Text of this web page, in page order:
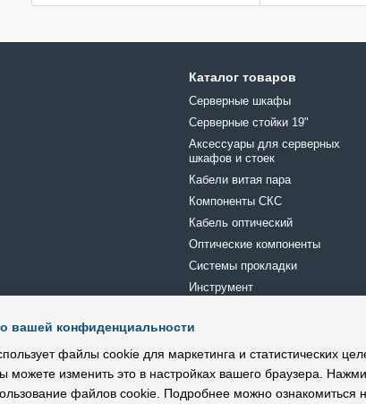
Каталог товаров
Серверные шкафы
Серверные стойки 19"
Аксессуары для серверных
шкафов и стоек
Кабели витая пара
Компоненты СКС
Кабель оптический
Оптические компоненты
Системы прокладки
Инструмент
Кроссовое оборудование
Электрика
вашей конфиденциальности
файлы cookie для маркетинга и статистических
можете изменить это в настройках вашего браузера.
файлов cookie. Подробнее можно ознакомиться